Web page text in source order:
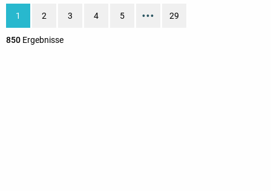
850 Ergebnisse
1 2 3 4 5 ••• 29